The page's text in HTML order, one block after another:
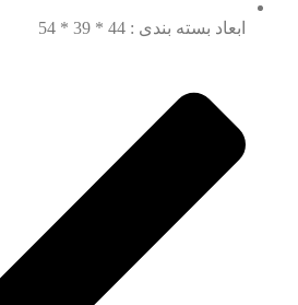
ابعاد بسته بندی : 44 * 39 * 54